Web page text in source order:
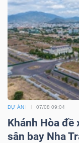
DỰ ÁN 07/08 09:04
Khánh Hòa đề
sân bay Nha
BẤT
ĐỘNG
SẢN
Mã
chứng
khoán
(-)
Tất cả Cổ